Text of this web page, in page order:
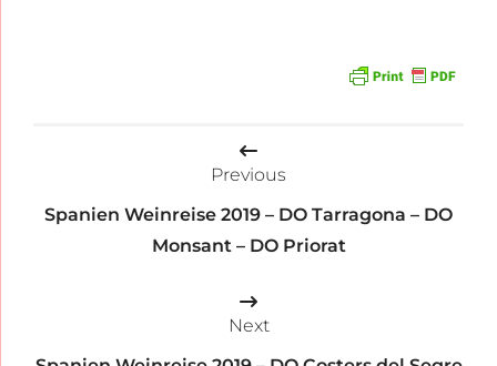
Beitragsnavigation
Previous
Spanien Weinreise 2019 – DO Tarragona – DO
Monsant – DO Priorat
Next